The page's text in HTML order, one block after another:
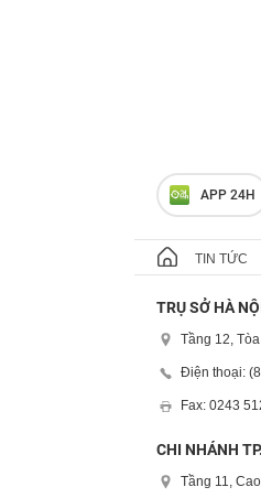
APP 24H
TIN TỨC
TRỤ SỞ HÀ
Tầng 12,
Điện thoại:
Fax: 0243
CHI NHÁNH
Tầng 11,